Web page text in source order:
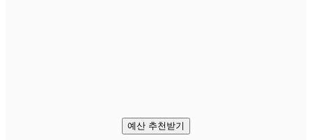
예산 추천받기